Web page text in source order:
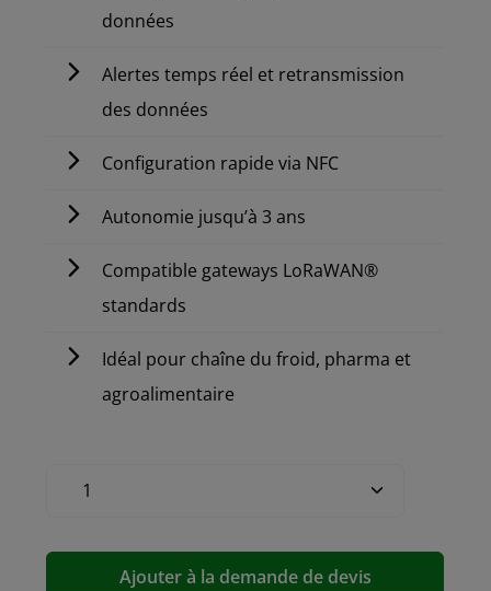
données
Alertes temps réel et retransmission
des données
Configuration rapide via NFC
Autonomie jusqu’à 3 ans
Compatible gateways LoRaWAN®
standards
Idéal pour chaîne du froid, pharma et
agroalimentaire
Ajouter à la demande de devis